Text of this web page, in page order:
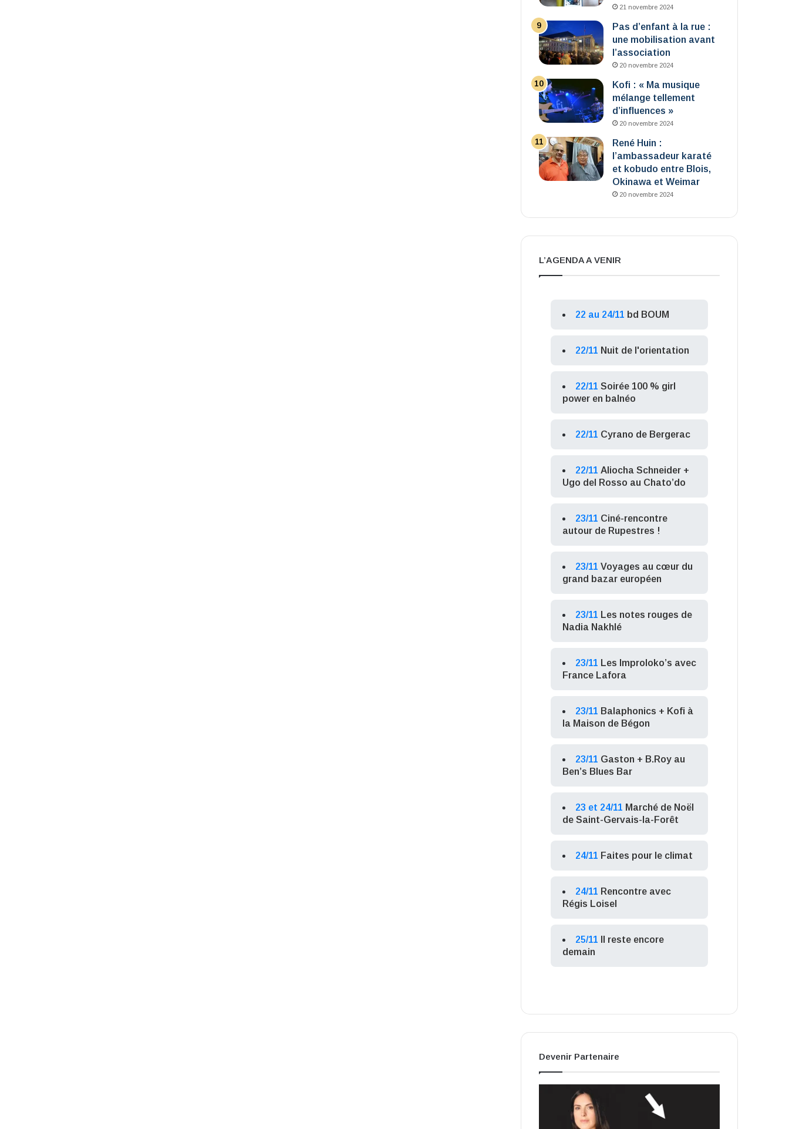
21 novembre 2024
Pas d’enfant à la rue :
une mobilisation avant
l’association
20 novembre 2024
Kofi : « Ma musique
mélange tellement
d’influences »
20 novembre 2024
René Huin :
l’ambassadeur karaté
et kobudo entre Blois,
Okinawa et Weimar
20 novembre 2024
L’AGENDA A VENIR
22 au 24/11 bd BOUM
22/11 Nuit de l'orientation
22/11 Soirée 100 % girl
power en balnéo
22/11 Cyrano de Bergerac
22/11 Aliocha Schneider +
Ugo del Rosso au Chato’do
23/11 Ciné-rencontre
autour de Rupestres !
23/11 Voyages au cœur du
grand bazar européen
23/11 Les notes rouges de
Nadia Nakhlé
23/11 Les Improloko’s avec
France Lafora
23/11 Balaphonics + Kofi à
la Maison de Bégon
23/11 Gaston + B.Roy au
Ben’s Blues Bar
23 et 24/11 Marché de Noël
de Saint-Gervais-la-Forêt
24/11 Faites pour le climat
24/11 Rencontre avec
Régis Loisel
25/11
Il reste encore
demain
Devenir Partenaire